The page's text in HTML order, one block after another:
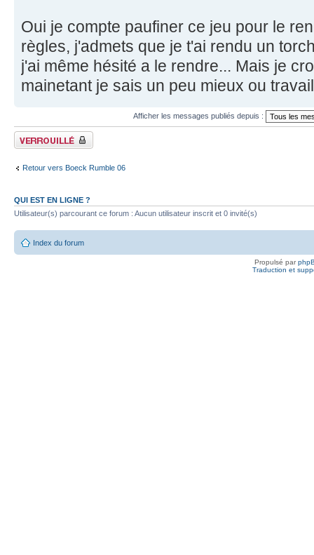
Oui je compte paufiner ce jeu pour le
règles, j'admets que je t'ai rendu un
j'ai même hésité a le rendre... Mais je
mainetant je sais un peu mieux ou
Afficher les messages publiés depuis :
Fil verrouillé
Retour vers Boeck Rumble 06
QUI EST EN LIGNE ?
Utilisateur(s) parcourant ce forum : Aucun utilisateur inscrit et 0 invité(s)
Index du forum
Propulsé par
Traduction et